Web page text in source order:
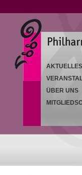
AKTUELLES
ÜBER UNS